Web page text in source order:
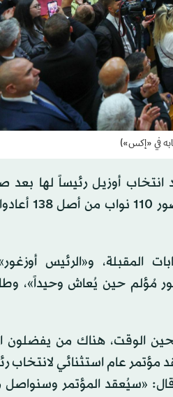
في «إكس»)
أوزيل رئيساً لها بعد
بالبطلان المطلق
و«الرئيس
مُؤلم حين يُعاش وحيداً»،
الوقت، هناك من يفضلون
مؤتمر عام استثنائي
«سيُعقد المؤتمر